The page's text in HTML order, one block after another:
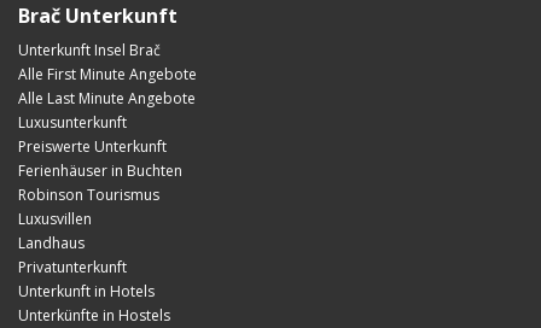
Brač Unterkunft
Unterkunft Insel Brač
Alle First Minute Angebote
Alle Last Minute Angebote
Luxusunterkunft
Preiswerte Unterkunft
Ferienhäuser in Buchten
Robinson Tourismus
Luxusvillen
Landhaus
Privatunterkunft
Unterkunft in Hotels
Unterkünfte in Hostels